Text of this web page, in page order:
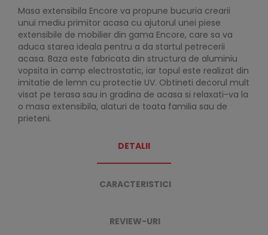
Masa extensibila Encore va propune bucuria crearii
unui mediu primitor acasa cu ajutorul unei piese
extensibile de mobilier din gama Encore, care sa va
aduca starea ideala pentru a da startul petrecerii
acasa. Baza este fabricata din structura de aluminiu
vopsita in camp electrostatic, iar topul este realizat din
imitatie de lemn cu protectie UV. Obtineti decorul mult
visat pe terasa sau in gradina de acasa si relaxati-va la
o masa extensibila, alaturi de toata familia sau de
prieteni.
DETALII
CARACTERISTICI
REVIEW-URI